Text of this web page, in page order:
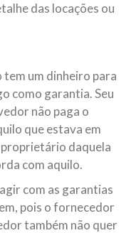
das locações ou
tem um dinheiro para
como garantia. Seu
não paga o
que estava em
proprietário daquela
com aquilo.
com as garantias
pois o fornecedor
também não quer